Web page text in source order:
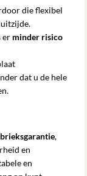
die flexibel
er minder risico
dat u de hele
,
en
en